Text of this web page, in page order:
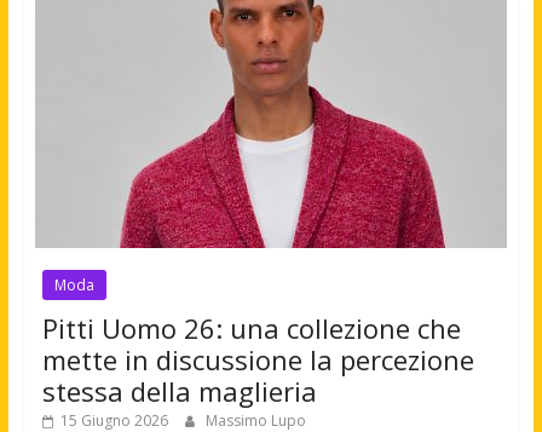
Moda
Pitti Uomo 26: una collezione che
mette in discussione la percezione
stessa della maglieria
15 Giugno 2026 Massimo Lupo